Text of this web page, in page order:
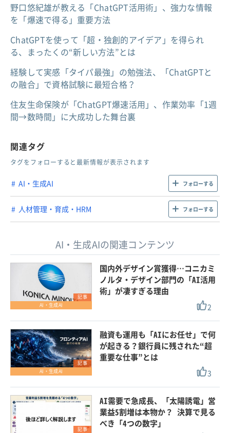
野口悠紀雄が教える「ChatGPT活用術」、強力な情報
を「爆速で得る」重要方法
ChatGPTを使って「超・独創的アイデア」を得られ
る、まったくの“新しい方法”とは
経験して実感「タイパ最強」の勉強法、「ChatGPTと
の融合」で資格試験に最短合格？
住友生命保険が「ChatGPT爆速活用」、作業効率「1週
間→数時間」に大成功した舞台裏
関連タグ
タグをフォローすると最新情報が表示されます
AI・生成AI フォローする
人材管理・育成・HRM フォローする
AI・生成AIの関連コンテンツ
記事
AI・生成AI
国内外デザイン賞獲得…コニカミ
ノルタ・デザイン部門の「AI活用
術」が凄すぎる理由
2
記事
AI・生成AI
融資も運用も「AIにお任せ」で何
が起きる？銀行員に残された“超
重要な仕事”とは
3
記事
AI需要で急成長、「太陽誘電」営
業益5割増は本物か？ 決算で見る
べき「4つの数字」